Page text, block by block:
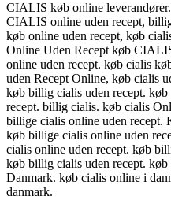
CIALIS køb online
CIALIS online uden recept,
køb online uden recept, køb
Online Uden Recept køb
online uden recept. køb cialis
uden Recept Online, køb cialis
køb billig cialis uden recept.
recept. billig cialis. køb cialis
billige cialis online uden
køb billige cialis online uden
cialis online uden recept. køb
køb billig cialis uden recept.
Danmark. køb cialis online i
danmark.